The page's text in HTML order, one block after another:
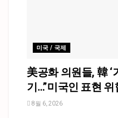
미국 / 국제
美공화 의원들, 韓 ‘
기…”미국인 표현 위
8월 6, 2026